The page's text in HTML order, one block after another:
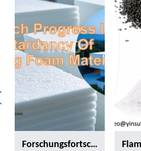
Forschungsfortschritte bei der Brandschutzmittel von Schaumstoffmaterialien